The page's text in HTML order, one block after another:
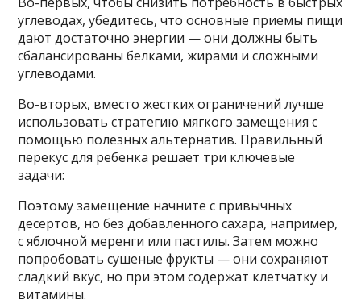
углеводах, убедитесь, что основные приемы пищи
дают достаточно энергии — они должны быть
сбалансированы белками, жирами и сложными
углеводами.
Во-вторых, вместо жестких ограничений лучше
использовать стратегию мягкого замещения с
помощью полезных альтернатив. Правильный
перекус для ребенка решает три ключевые
задачи:
Поэтому замещение начните с привычных
десертов, но без добавленного сахара, например,
с яблочной меренги или пастилы. Затем можно
попробовать сушеные фрукты — они сохраняют
сладкий вкус, но при этом содержат клетчатку и
витамины.